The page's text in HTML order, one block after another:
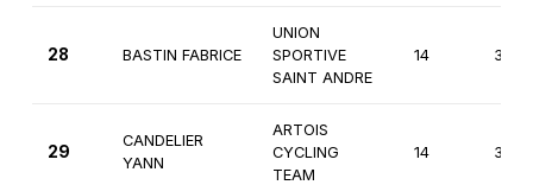
28 BASTIN FABRICE
UNION
SPORTIVE
SAINT ANDRE
14
29
CANDELIER
YANN
ARTOIS
CYCLING
TEAM
14